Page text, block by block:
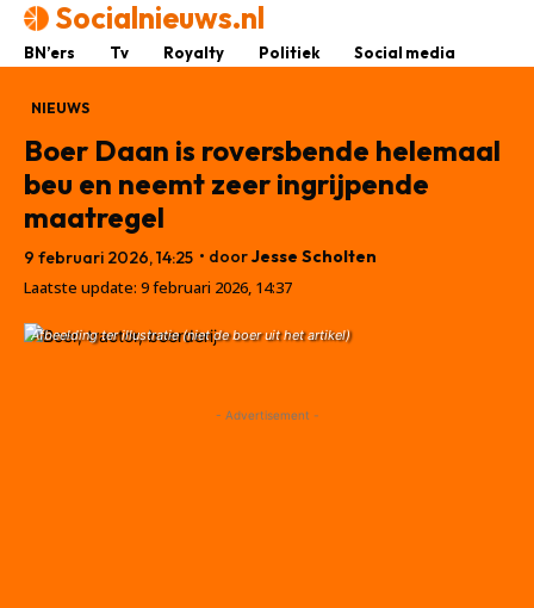
Socialnieuws.nl
BN’ers Tv Royalty Politiek Social media
NIEUWS
Boer Daan is roversbende helemaal
beu en neemt zeer ingrijpende
maatregel
9 februari 2026, 14:25 • doorJesse Scholten
Laatste update: 9 februari 2026, 14:37
Afbeelding ter illustratie (niet de boer uit het artikel)
- Advertisement -